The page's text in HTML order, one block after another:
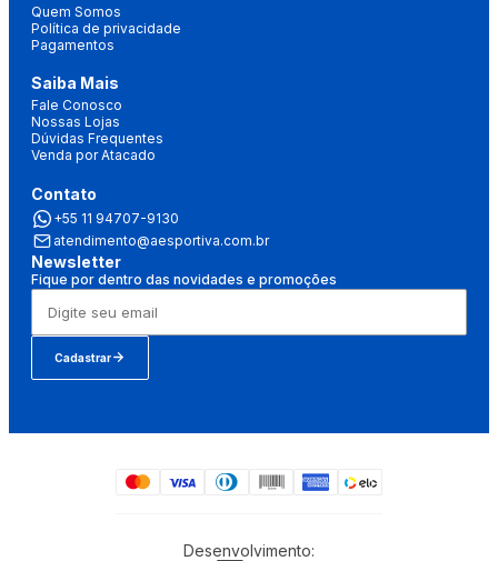
Quem Somos
Política de privacidade
Pagamentos
Saiba Mais
Fale Conosco
Nossas Lojas
Dúvidas Frequentes
Venda por Atacado
Contato
+55 11 94707-9130
atendimento@aesportiva.com.br
Newsletter
Fique por dentro das novidades e promoções
Cadastrar
Desenvolvimento: